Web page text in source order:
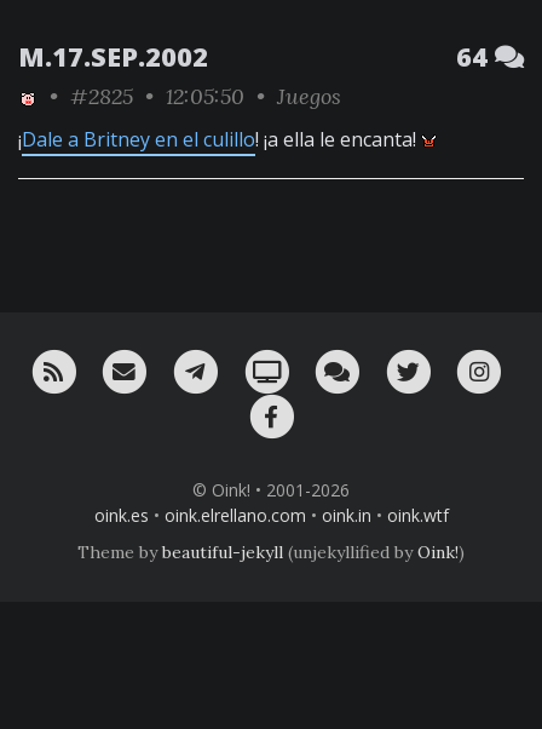
M.17.SEP.2002 64
• #2825 • 12:05:50 • Juegos
¡Dale a Britney en el culillo! ¡a ella le encanta!
RSS ¡Mándame un email!¡Nuestro canal en Telegram!
Oink! TV Charla con nosotros
Twitter
© Oink! • 2001-2026
oink.es • oink.elrellano.com • oink.in • oink.wtf
Theme bybeautiful-jekyll (unjekyllified byOink!)